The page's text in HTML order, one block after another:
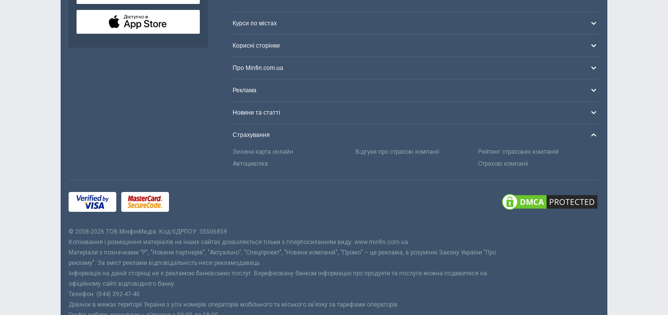
Доступно в
Курси по містах
Корисні сторінки
Про Minfin.com.ua
Реклама
Новини та статті
Страхування
Зелена карта онлайн Відгуки про страхові компанії
Рейтинг страхових компаній
Автоцивілка
Страхові компанії
© 2008-2026 ТОВ МiнфiнМедiа. Код ЄДРПОУ: 35506859
Копіювання і розміщення матеріалів на інших сайтах дозволяється тільки з гіперпосиланням виду: www.minfin.com.ua
Матеріали з позначками "Р", "Новини партнерів", "Актуально", "Спецпроект", "Новини компаній", "Промо" – це реклама, в розумінні Закону України "Про
рекламу". За зміст реклами відповідальність несе рекламодавець.
Інформація на даній сторінці не є рекламою банківських послуг. Верифіковану банком інформацію про продукти та послуги можна подивитися на
офіційному сайті відповідного банку.
Телефон: (044) 392-47-40
Дзвінок в межах території України з усіх номерів операторів мобільного та міського зв’язку за тарифами операторів